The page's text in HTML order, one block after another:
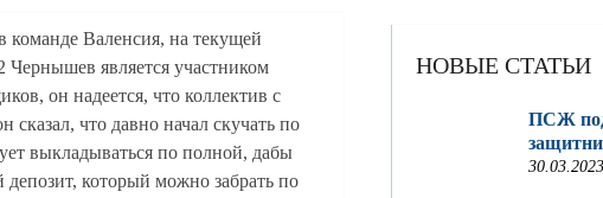
Валенсия, на текущей
является участником
он надеется, что коллектив с
что давно начал скучать по
выкладываться по полной, дабы
который можно забрать по
НОВЫЕ СТАТЬИ
ПСЖ
30.03.2023